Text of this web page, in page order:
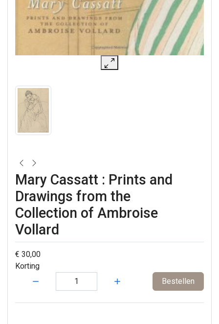
Mary Cassatt : Prints and
Drawings from the
Collection of Ambroise
Vollard
€ 30,00
Korting
Bestellen